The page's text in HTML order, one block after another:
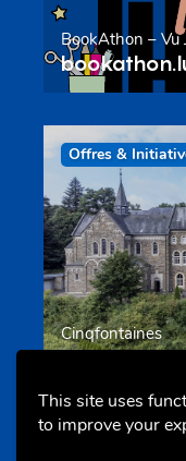
This site uses
to improve your
BookAthon – Vu
Offres &
Cinqfontaines